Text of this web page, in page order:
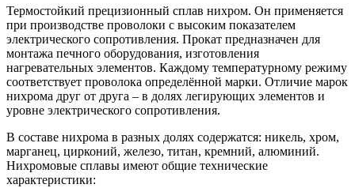
Термостойкий прецизионный сплав нихром. Он применяется
при производстве проволоки с высоким показателем
электрического сопротивления. Прокат предназначен для
монтажа печного оборудования, изготовления
нагревательных элементов. Каждому температурному режиму
соответствует проволока определённой марки. Отличие марок
нихрома друг от друга – в долях легирующих элементов и
уровне электрического сопротивления.
В составе нихрома в разных долях содержатся: никель, хром,
марганец, цирконий, железо, титан, кремний, алюминий.
Нихромовые сплавы имеют общие технические
характеристики: